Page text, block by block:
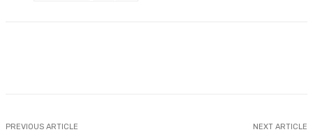
PREVIOUS ARTICLE NEXT ARTICLE